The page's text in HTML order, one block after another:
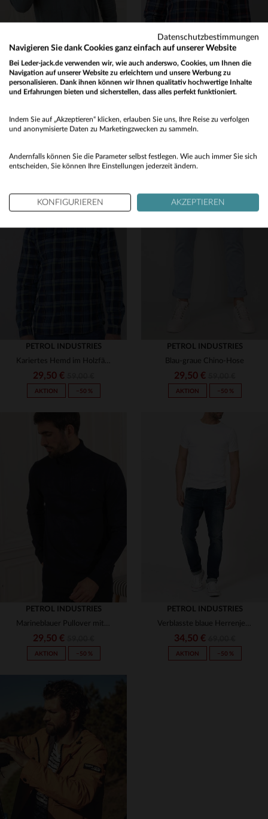
PETROL INDUSTRIES
Grauer grüner Kapuzenpulli
AKTION −50 %
PETROL INDUSTRIES
AKTION
PETROL INDUSTRIES
Kariertes Hemd im Holzfällerstil
29,50 €
AKTION −50 %
VERFÜGBARE GRÖSSEN
34
PETROL INDUSTRIES
Blau-graue Chino-Hose
29,50 €
AKTION −50 %
PETROL INDUSTRIES
Marineblauer Pullover mit hohem Halsausschnitt
29,50 €
AKTION −50 %
PETROL INDUSTRIES
Verblasste blaue Herrenjeans
34,50 €
AKTION −50 %
No
Yes
Datenschutzbestimmungen
Navigieren Sie dank Cookies ganz einfach auf unserer Website
Bei Leder-jack.de verwenden wir, wie auch anderswo, Cookies, um Ihnen die
Navigation auf unserer Website zu erleichtern und unsere Werbung zu
personalisieren. Dank ihnen können wir Ihnen qualitativ hochwertige Inhalte
und Erfahrungen bieten und sicherstellen, dass alles perfekt funktioniert.
Indem Sie auf „Akzeptieren“ klicken, erlauben Sie uns, Ihre Reise zu verfolgen
und anonymisierte Daten zu Marketingzwecken zu sammeln.
Andernfalls können Sie die Parameter selbst festlegen. Wie auch immer Sie sich
entscheiden, Sie können Ihre Einstellungen jederzeit ändern.
KONFIGURIEREN AKZEPTIEREN